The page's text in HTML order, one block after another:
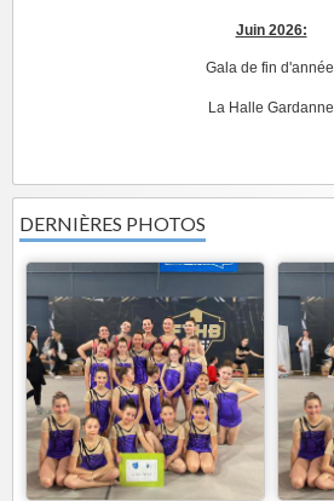
Juin 2026:
Gala de fin d'année
La Halle Gardanne
DERNIÈRES PHOTOS